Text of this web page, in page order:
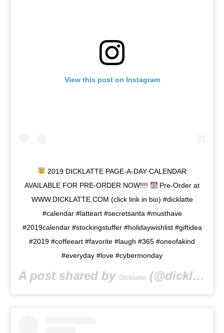
View this post on Instagram
2019 DICKLATTE PAGE-A-DAY CALENDAR
AVAILABLE FOR PRE-ORDER NOW!!!!
Pre-Order at
WWW.DICKLATTE.COM (click link in bio) #dicklatte
#calendar #latteart #secretsanta #musthave
#2019calendar #stockingstuffer #holidaywishlist #giftidea
#2019 #coffeeart #favorite #laugh #365 #oneofakind
#everyday #love #cybermonday
A post shared by Dicklatte (@dicklatte) on